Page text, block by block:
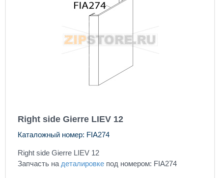
Right side Gierre LIEV 12
Каталожный номер: FIA274
Right side Gierre LIEV 12
Запчасть на деталировке под номером: FIA274